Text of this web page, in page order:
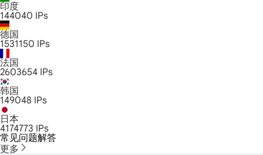
印度
144040 IPs
德国
1531150 IPs
法国
2603654 IPs
韩国
149048 IPs
日本
4174773 IPs
常见问题解答
更多